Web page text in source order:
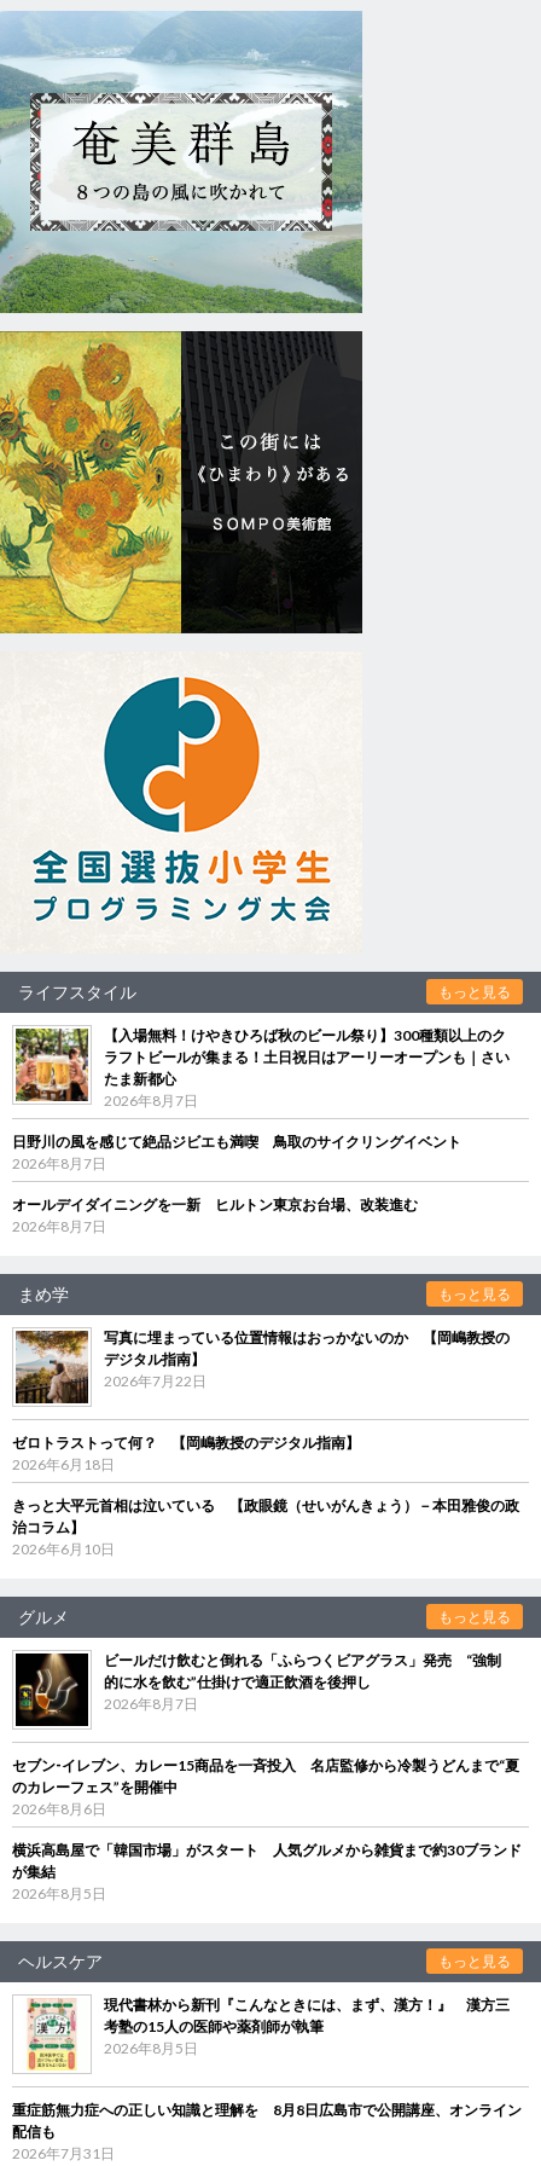
ライフスタイル もっと見る
【入場無料！けやきひろば秋のビール祭り】300種類以上のク
ラフトビールが集まる！土日祝日はアーリーオープンも｜さい
たま新都心
2026年8月7日
日野川の風を感じて絶品ジビエも満喫 鳥取のサイクリングイベント
2026年8月7日
オールデイダイニングを一新 ヒルトン東京お台場、改装進む
2026年8月7日
まめ学 もっと見る
写真に埋まっている位置情報はおっかないのか 【岡嶋教授の
デジタル指南】
2026年7月22日
ゼロトラストって何？ 【岡嶋教授のデジタル指南】
2026年6月18日
きっと大平元首相は泣いている 【政眼鏡（せいがんきょう）－本田雅俊の政
治コラム】
2026年6月10日
グルメ もっと見る
ビールだけ飲むと倒れる「ふらつくビアグラス」発売 “強制
的に水を飲む”仕掛けで適正飲酒を後押し
2026年8月7日
セブン‐イレブン、カレー15商品を一斉投入 名店監修から冷製うどんまで“夏
のカレーフェス”を開催中
2026年8月6日
横浜高島屋で「韓国市場」がスタート 人気グルメから雑貨まで約30ブランド
が集結
2026年8月5日
ヘルスケア もっと見る
現代書林から新刊『こんなときには、まず、漢方！』 漢方三
考塾の15人の医師や薬剤師が執筆
2026年8月5日
重症筋無力症への正しい知識と理解を 8月8日広島市で公開講座、オンライン
配信も
2026年7月31日